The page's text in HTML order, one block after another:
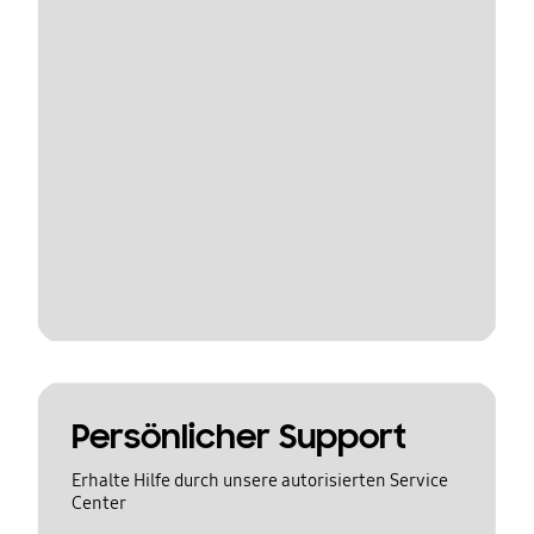
Persönlicher Support
Erhalte Hilfe durch unsere autorisierten Service
Center